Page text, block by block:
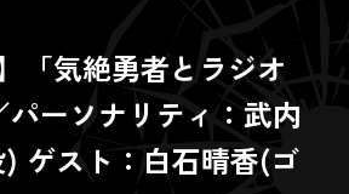
「気絶勇者とラジオ
ーソナリティ：武内
ゲスト：白石晴香(ゴ